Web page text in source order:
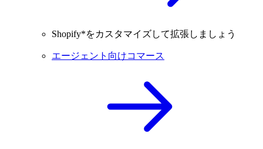
Shopify*をカスタマイズして拡張しましょう
エージェント向けコマース